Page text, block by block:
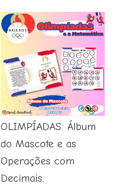
R$ 4,50.R$ 4,00.
OLIMPÍADAS: Álbum
do Mascote e as
Operações com
Decimais.